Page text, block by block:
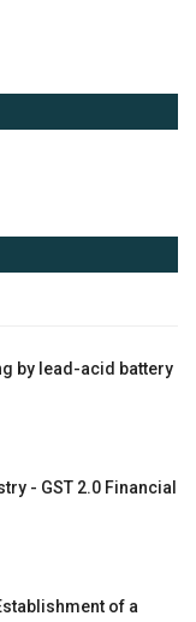
by lead-acid battery
- GST 2.0 Financial
of a